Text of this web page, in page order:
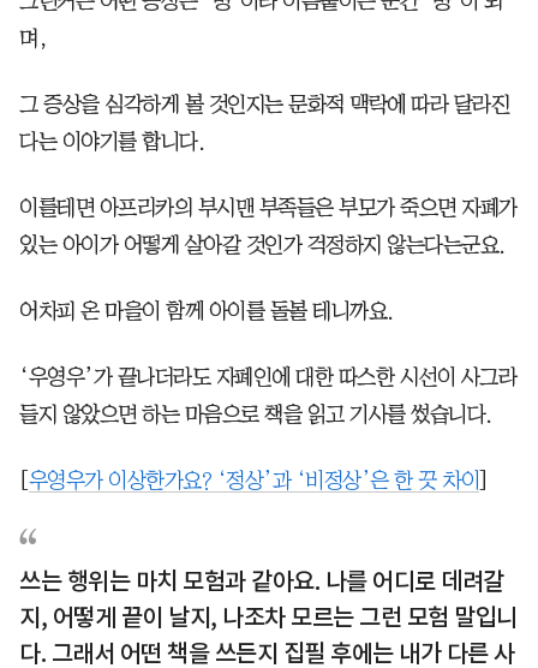
며,
그 증상을 심각하게 볼 것인지는 문화적 맥락에 따라 달라진
다는 이야기를 합니다.
이를테면 아프리카의 부시맨 부족들은 부모가 죽으면 자폐가
있는 아이가 어떻게 살아갈 것인가 걱정하지 않는다는군요.
어차피 온 마을이 함께 아이를 돌볼 테니까요.
‘우영우’가 끝나더라도 자폐인에 대한 따스한 시선이 사그라
들지 않았으면 하는 마음으로 책을 읽고 기사를 썼습니다.
우영우가 이상한가요? ‘정상’과 ‘비정상’은 한 끗 차이
쓰는 행위는 마치 모험과 같아요. 나를 어디로 데려갈
지, 어떻게 끝이 날지, 나조차 모르는 그런 모험 말입니
다. 그래서 어떤 책을 쓰든지 집필 후에는 내가 다른 사